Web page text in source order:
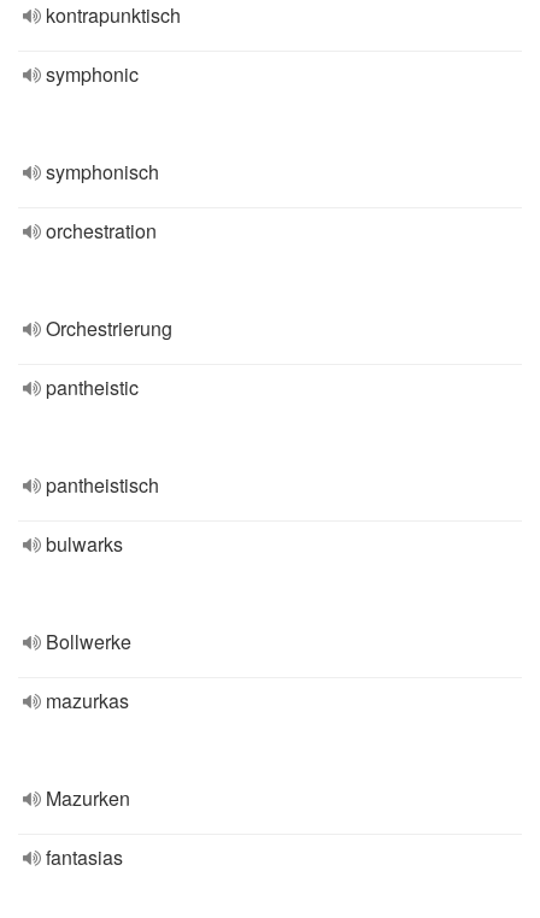
kontrapunktisch
symphonic
symphonisch
orchestration
Orchestrierung
pantheistic
pantheistisch
bulwarks
Bollwerke
mazurkas
Mazurken
fantasias